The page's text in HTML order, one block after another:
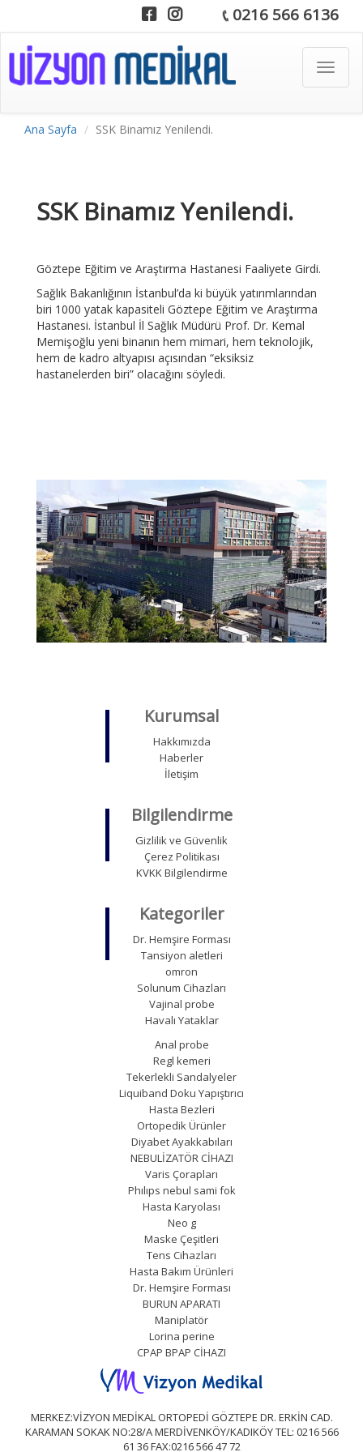
0216 566 6136
Toggle
Ana Sayfa SSK Binamız Yenilendi.
SSK Binamız Yenilendi.
Göztepe Eğitim ve Araştırma Hastanesi Faaliyete Girdi.
Sağlık Bakanlığının İstanbul’da ki büyük yatırımlarından
biri 1000 yatak kapasiteli Göztepe Eğitim ve Araştırma
Hastanesi. İstanbul İl Sağlık Müdürü Prof. Dr. Kemal
Memişoğlu yeni binanın hem mimari, hem teknolojik,
hem de kadro altyapısı açısından “eksiksiz
hastanelerden biri” olacağını söyledi.
Kurumsal
Hakkımızda
Haberler
İletişim
Bilgilendirme
Gizlilik ve Güvenlik
Çerez Politikası
KVKK Bilgilendirme
Kategoriler
Dr. Hemşire Forması
Tansiyon aletleri
omron
Solunum Cihazları
Vajinal probe
Havalı Yataklar
Anal probe
Regl kemeri
Tekerlekli Sandalyeler
Liquiband Doku Yapıştırıcı
Hasta Bezleri
Ortopedik Ürünler
Diyabet Ayakkabıları
NEBULİZATÖR CİHAZI
Varis Çorapları
Phılıps nebul sami fok
Hasta Karyolası
Neo g
Maske Çeşitleri
Tens Cihazları
Hasta Bakım Ürünleri
Dr. Hemşire Forması
BURUN APARATI
Maniplatör
Lorina perine
CPAP BPAP CİHAZI
MERKEZ:VİZYON MEDİKAL ORTOPEDİ GÖZTEPE DR. ERKİN CAD.
KARAMAN SOKAK NO:28/A MERDİVENKÖY/KADIKÖY TEL: 0216 566
61 36 FAX:0216 566 47 72